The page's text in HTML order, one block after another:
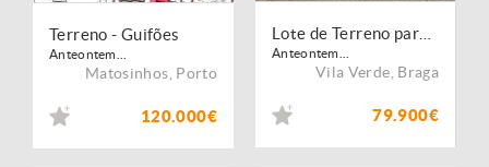
Terreno - Guifões
Anteontem...
Matosinhos Porto
120.000€
Anteontem...
Vila Verde Braga
79.900€